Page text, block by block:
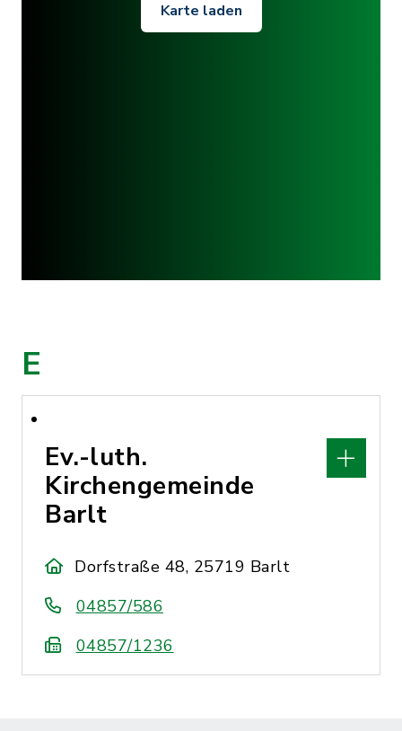
Karte laden
E
Ev.-luth.
Kirchengemeinde
Barlt
Dorfstraße 48, 25719 Barlt
04857/586
04857/1236